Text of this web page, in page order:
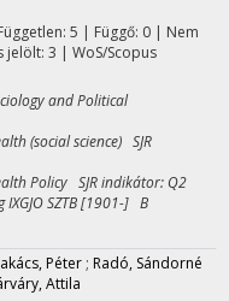
5 | Függő: 0 | Nem
jelölt: 3 | WoS/Scopus
and Political
(social science) SJR
Policy SJR indikátor: Q2
SZTB [1901-] B
Péter ; Radó, Sándorné
Attila